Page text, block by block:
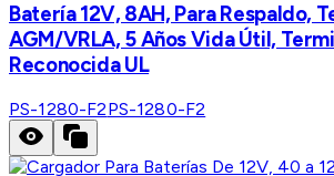
Batería 12V, 8AH, Para Respaldo,
AGM/VRLA, 5 Años Vida Útil,
Reconocida UL
PS-1280-F2PS-1280-F2